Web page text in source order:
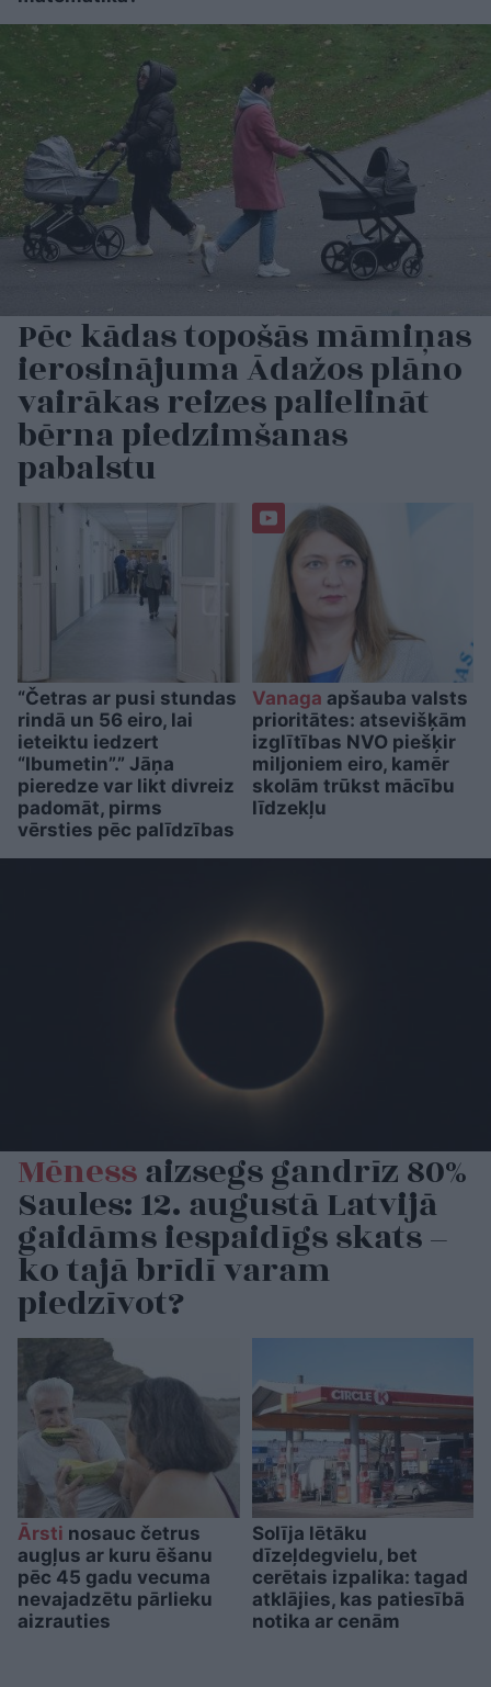
Pēc kādas topošās māmiņas
ierosinājuma Ādažos plāno
vairākas reizes palielināt
bērna piedzimšanas
pabalstu
“Četras ar pusi stundas
rindā un 56 eiro, lai
ieteiktu iedzert
“Ibumetin”.” Jāņa
pieredze var likt divreiz
padomāt, pirms
vērsties pēc palīdzības
Vanaga apšauba valsts
prioritātes: atsevišķām
izglītības NVO piešķir
miljoniem eiro, kamēr
skolām trūkst mācību
līdzekļu
Mēnessaizsegs gandrīz 80%
Saules: 12. augustā Latvijā
gaidāms iespaidīgs skats –
ko tajā brīdī varam
piedzīvot?
Ārsti nosauc četrus
augļus ar kuru ēšanu
pēc 45 gadu vecuma
nevajadzētu pārlieku
aizrauties
Solīja lētāku
dīzeļdegvielu, bet
cerētais izpalika: tagad
atklājies, kas patiesībā
notika ar cenām